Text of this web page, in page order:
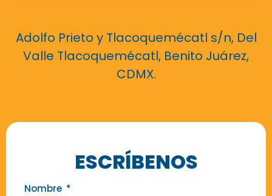
Adolfo Prieto y Tlacoquemécatl s/n, Del
Valle Tlacoquemécatl, Benito Juárez,
CDMX.
ESCRÍBENOS
Nombre